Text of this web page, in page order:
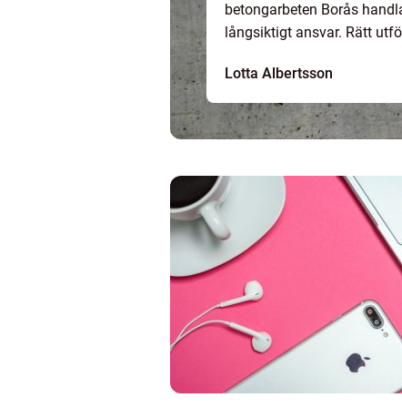
betongarbeten Borås
långsiktigt ansvar. Rätt
Lotta Albertsson